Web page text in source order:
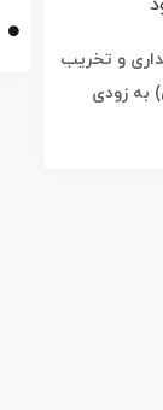
و تخریب
به زودی